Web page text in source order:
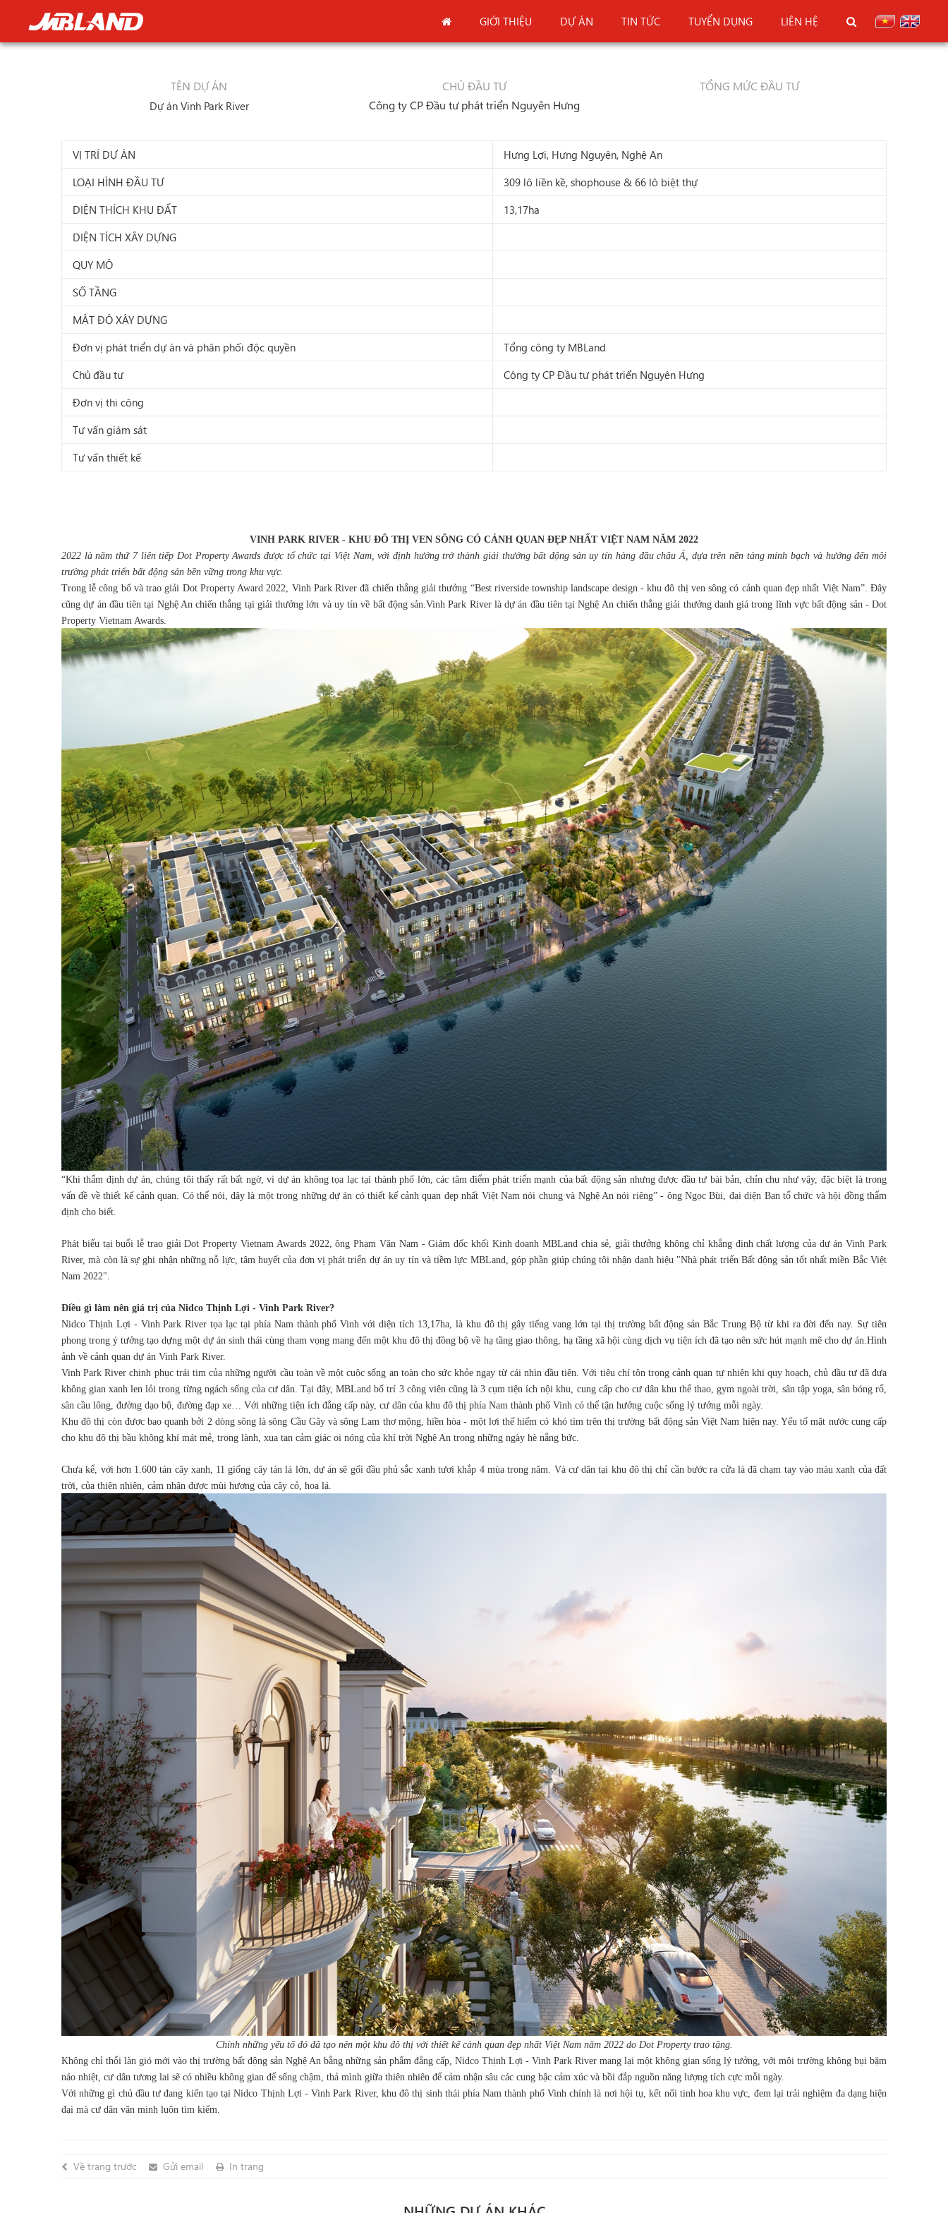
GIỚI THIỆU DỰ ÁN TIN TỨC TUYỂN DỤNG LIÊN HỆ
TÊN DỰ ÁN
Dự án Vinh Park River
CHỦ ĐẦU TƯ
Công ty CP Đầu tư phát triển Nguyên Hưng
TỔNG MỨC ĐẦU TƯ
VỊ TRÍ DỰ ÁN
Hưng Lợi, Hưng Nguyên, Nghệ An
LOẠI HÌNH ĐẦU TƯ
309 lô liền kề, shophouse & 66 lô biệt thự
DIỆN THÍCH KHU ĐẤT
13,17ha
DIỆN TÍCH XÂY DỰNG
QUY MÔ
SỐ TẦNG
MẬT ĐỘ XÂY DỰNG
Đơn vị phát triển dự án và phân phối độc quyền
Tổng công ty MBLand
Chủ đầu tư
Công ty CP Đầu tư phát triển Nguyên Hưng
Đơn vị thi công
Tư vấn giám sát
Tư vấn thiết kế
VINH PARK RIVER - KHU ĐÔ THỊ VEN SÔNG CÓ CẢNH QUAN ĐẸP NHẤT VIỆT NAM NĂM 2022
2022 là năm thứ 7 liên tiếp Dot Property Awards được tổ chức tại Việt Nam, với định hướng trở thành giải thưởng bất động sản uy tín hàng đầu châu Á, dựa trên nền tảng minh bạch và hướng đến môi
trường phát triển bất động sản bền vững trong khu vực.
Trong lễ công bố và trao giải Dot Property Award 2022, Vinh Park River đã chiến thắng giải thưởng “Best riverside township landscape design - khu đô thị ven sông có cảnh quan đẹp nhất Việt Nam”. Đây
cũng dự án đầu tiên tại Nghệ An chiến thắng tại giải thưởng lớn và uy tín về bất động sản.Vinh Park River là dự án đầu tiên tại Nghệ An chiến thắng giải thưởng danh giá trong lĩnh vực bất động sản - Dot
Property Vietnam Awards.
“Khi thẩm định dự án, chúng tôi thấy rất bất ngờ, vì dự án không tọa lạc tại thành phố lớn, các tâm điểm phát triển mạnh của bất động sản nhưng được đầu tư bài bản, chỉn chu như vậy, đặc biệt là trong
vấn đề về thiết kế cảnh quan. Có thể nói, đây là một trong những dự án có thiết kế cảnh quan đẹp nhất Việt Nam nói chung và Nghệ An nói riêng” - ông Ngọc Bùi, đại diện Ban tổ chức và hội đồng thẩm
định cho biết.
Phát biểu tại buổi lễ trao giải Dot Property Vietnam Awards 2022, ông Phạm Văn Nam - Giám đốc khối Kinh doanh MBLand chia sẻ, giải thưởng không chỉ khẳng định chất lượng của dự án Vinh Park
River, mà còn là sự ghi nhận những nỗ lực, tâm huyết của đơn vị phát triển dự án uy tín và tiềm lực MBLand, góp phần giúp chúng tôi nhận danh hiệu "Nhà phát triển Bất động sản tốt nhất miền Bắc Việt
Nam 2022".
Điều gì làm nên giá trị của Nidco Thịnh Lợi - Vinh Park River?
Nidco Thịnh Lợi - Vinh Park River tọa lạc tại phía Nam thành phố Vinh với diện tích 13,17ha, là khu đô thị gây tiếng vang lớn tại thị trường bất động sản Bắc Trung Bộ từ khi ra đời đến nay. Sự tiên
phong trong ý tưởng tạo dựng một dự án sinh thái cùng tham vọng mang đến một khu đô thị đồng bộ về hạ tầng giao thông, hạ tầng xã hội cùng dịch vụ tiện ích đã tạo nên sức hút mạnh mẽ cho dự án.Hình
ảnh về cảnh quan dự án Vinh Park River.
Vinh Park River chinh phục trái tim của những người cầu toàn về một cuộc sống an toàn cho sức khỏe ngay từ cái nhìn đầu tiên. Với tiêu chí tôn trọng cảnh quan tự nhiên khi quy hoạch, chủ đầu tư đã đưa
không gian xanh len lỏi trong từng ngách sống của cư dân. Tại đây, MBLand bố trí 3 công viên cũng là 3 cụm tiện ích nội khu, cung cấp cho cư dân khu thể thao, gym ngoài trời, sân tập yoga, sân bóng rổ,
sân cầu lông, đường dạo bộ, đường đạp xe… Với những tiện ích đẳng cấp này, cư dân của khu đô thị phía Nam thành phố Vinh có thể tận hưởng cuộc sống lý tưởng mỗi ngày.
Khu đô thị còn được bao quanh bởi 2 dòng sông là sông Cầu Gãy và sông Lam thơ mộng, hiền hòa - một lợi thế hiếm có khó tìm trên thị trường bất động sản Việt Nam hiện nay. Yếu tố mặt nước cung cấp
cho khu đô thị bầu không khí mát mẻ, trong lành, xua tan cảm giác oi nóng của khí trời Nghệ An trong những ngày hè nắng bức.
Chưa kể, với hơn 1.600 tán cây xanh, 11 giống cây tán lá lớn, dự án sẽ gối đầu phủ sắc xanh tươi khắp 4 mùa trong năm. Và cư dân tại khu đô thị chỉ cần bước ra cửa là đã chạm tay vào màu xanh của đất
trời, của thiên nhiên, cảm nhận được mùi hương của cây cỏ, hoa lá.
Chính những yếu tố đó đã tạo nên một khu đô thị với thiết kế cảnh quan đẹp nhất Việt Nam năm 2022 do Dot Property trao tặng.
Không chỉ thổi làn gió mới vào thị trường bất động sản Nghệ An bằng những sản phẩm đẳng cấp, Nidco Thịnh Lợi - Vinh Park River mang lại một không gian sống lý tưởng, với môi trường không bụi bặm
náo nhiệt, cư dân tương lai sẽ có nhiều không gian để sống chậm, thả mình giữa thiên nhiên để cảm nhận sâu các cung bậc cảm xúc và bồi đắp nguồn năng lượng tích cực mỗi ngày.
Với những gì chủ đầu tư đang kiến tạo tại Nidco Thịnh Lợi - Vinh Park River, khu đô thị sinh thái phía Nam thành phố Vinh chính là nơi hội tụ, kết nối tinh hoa khu vực, đem lại trải nghiệm đa dạng hiện
đại mà cư dân văn minh luôn tìm kiếm.
Về trang trước Gửi email In trang